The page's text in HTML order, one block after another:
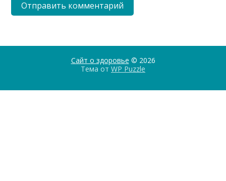
Сайт о здоровье © 2026
Тема от WP Puzzle